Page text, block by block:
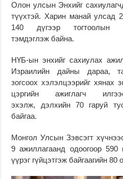
Олон улсын Энхийг
түүхтэй. Харин манай улсад
140 дүгээр тогтоолын
тэмдэглэж байна.
НҮБ-ын энхийг сахиулах
Израилийн дайны дараа,
зогсоох хэлэлцээрийг хянах
цэргийн ажиглагч
эхэлж, дэлхийн 70 гаруй
байгаа.
Монгол Улсын Зэвсэгт
9 ажиллагаанд одоогоор 590
үүрэг гүйцэтгэж байгаагийн